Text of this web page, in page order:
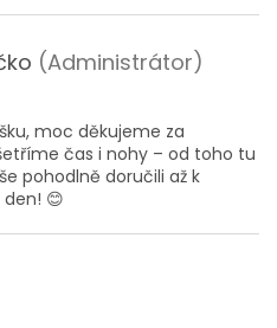
(Administrátor)
moc děkujeme za
čas i nohy – od toho tu
pohodlně doručili až k
😊
je 5 z 5 hvězdiček.